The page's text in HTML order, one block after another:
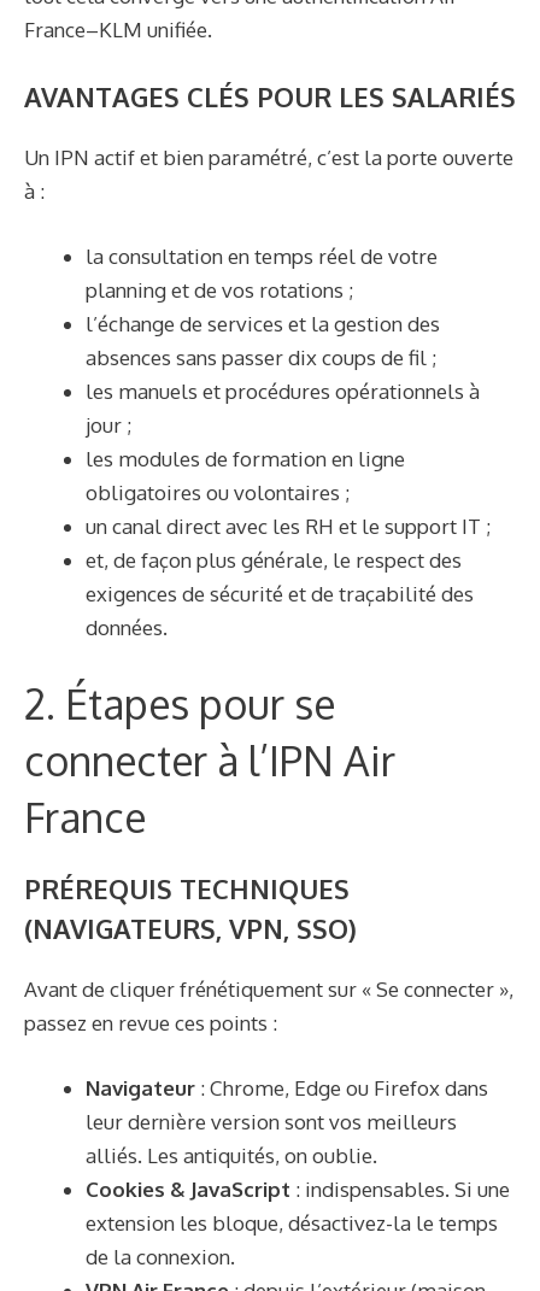
France–KLM unifiée.
AVANTAGES CLÉS POUR LES SALARIÉS
Un IPN actif et bien paramétré, c’est la porte ouverte
à :
la consultation en temps réel de votre
planning et de vos rotations ;
l’échange de services et la gestion des
absences sans passer dix coups de fil ;
les manuels et procédures opérationnels à
jour ;
les modules de formation en ligne
obligatoires ou volontaires ;
un canal direct avec les RH et le support IT ;
et, de façon plus générale, le respect des
exigences de sécurité et de traçabilité des
données.
2. Étapes pour se
connecter à l’IPN Air
France
PRÉREQUIS TECHNIQUES
(NAVIGATEURS, VPN, SSO)
Avant de cliquer frénétiquement sur « Se connecter »,
passez en revue ces points :
Navigateur : Chrome, Edge ou Firefox dans
leur dernière version sont vos meilleurs
alliés. Les antiquités, on oublie.
Cookies & JavaScript : indispensables. Si une
extension les bloque, désactivez-la le temps
de la connexion.